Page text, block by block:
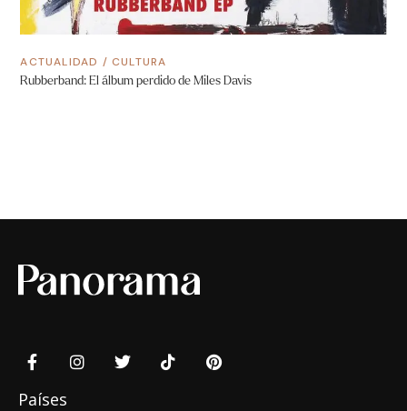
ACTUALIDAD /CULTURA
Rubberband: El álbum perdido de Miles Davis
Países